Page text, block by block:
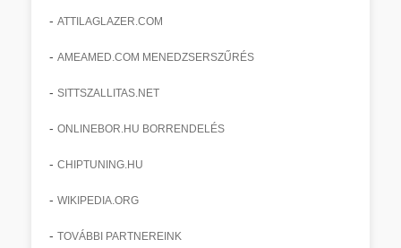
- ATTILAGLAZER.COM
- AMEAMED.COM MENEDZSERSZŰRÉS
- SITTSZALLITAS.NET
- ONLINEBOR.HU BORRENDELÉS
- CHIPTUNING.HU
- WIKIPEDIA.ORG
- TOVÁBBI PARTNEREINK